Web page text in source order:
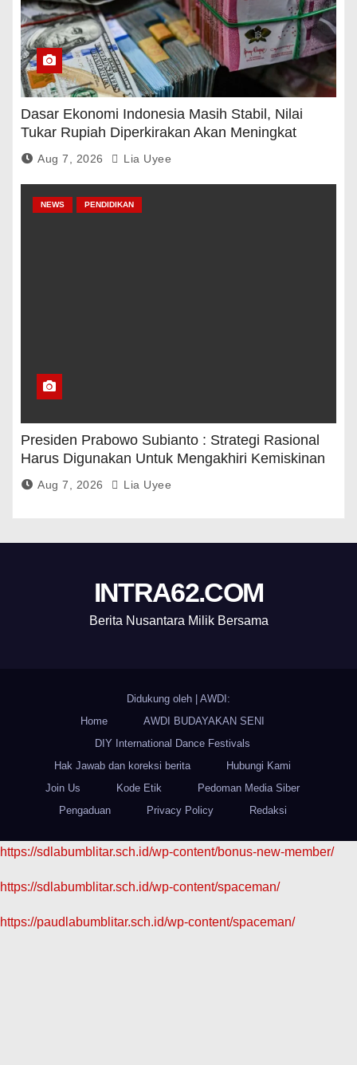
Dasar Ekonomi Indonesia Masih Stabil, Nilai
Tukar Rupiah Diperkirakan Akan Meningkat
Aug 7, 2026 Lia Uyee
NEWS PENDIDIKAN
Presiden Prabowo Subianto : Strategi Rasional
Harus Digunakan Untuk Mengakhiri Kemiskinan
Aug 7, 2026 Lia Uyee
INTRA62.COM
Berita Nusantara Milik Bersama
Didukung oleh
AWDI:
Home
AWDI BUDAYAKAN SENI
DIY International Dance Festivals
Hak Jawab dan koreksi berita
Hubungi Kami
Join Us
Kode Etik
Pedoman Media Siber
Pengaduan
Privacy Policy Redaksi
https://sdlabumblitar.sch.id/wp-content/bonus-new-member/
https://sdlabumblitar.sch.id/wp-content/spaceman/
https://paudlabumblitar.sch.id/wp-content/spaceman/